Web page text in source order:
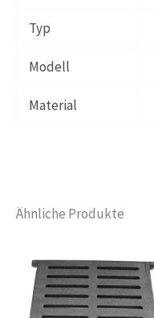
Typ
Modell
Material
Ähnliche Produkte